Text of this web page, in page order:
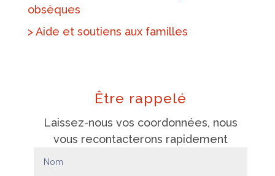
obsèques
> Aide et soutiens aux familles
Être rappelé
Laissez-nous vos coordonnées, nous
vous recontacterons rapidement